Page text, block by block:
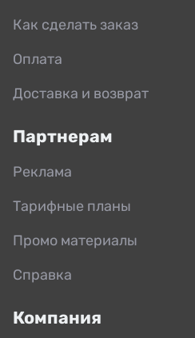
Как сделать заказ
Оплата
Доставка и возврат
Партнерам
Реклама
Тарифные планы
Промо материалы
Справка
Компания